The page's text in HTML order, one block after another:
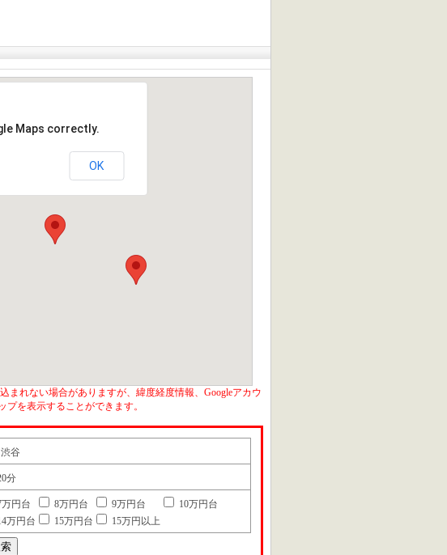
Maps correctly.
OK
まれない場合がありますが、緯度経度情報、Googleアカウ
を表示することができます。
渋谷
分
万円台 8万円台 9万円台
10万円台
万円台 15万円台 15万円以上